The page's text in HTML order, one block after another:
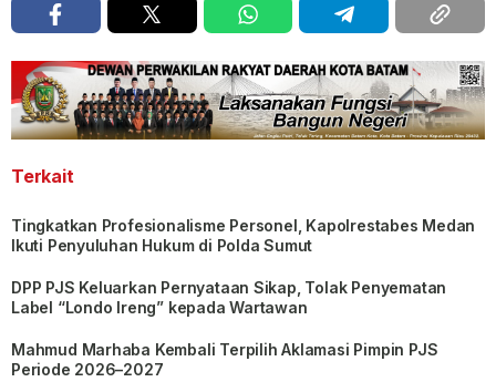
Terkait
Tingkatkan Profesionalisme Personel, Kapolrestabes Medan
Ikuti Penyuluhan Hukum di Polda Sumut
DPP PJS Keluarkan Pernyataan Sikap, Tolak Penyematan
Label “Londo Ireng” kepada Wartawan
Mahmud Marhaba Kembali Terpilih Aklamasi Pimpin PJS
Periode 2026–2027